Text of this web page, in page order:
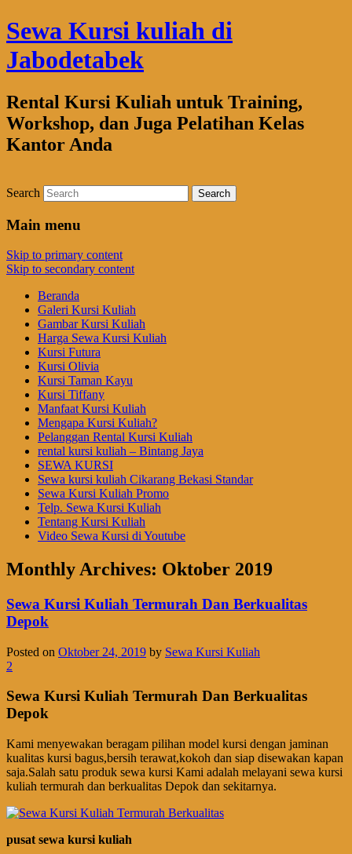
Sewa Kursi kuliah di
Jabodetabek
Rental Kursi Kuliah untuk Training,
Workshop, dan Juga Pelatihan Kelas
Kantor Anda
Search
Main menu
Skip to primary content
Skip to secondary content
Beranda
Galeri Kursi Kuliah
Gambar Kursi Kuliah
Harga Sewa Kursi Kuliah
Kursi Futura
Kursi Olivia
Kursi Taman Kayu
Kursi Tiffany
Manfaat Kursi Kuliah
Mengapa Kursi Kuliah?
Pelanggan Rental Kursi Kuliah
rental kursi kuliah – Bintang Jaya
SEWA KURSI
Sewa kursi kuliah Cikarang Bekasi Standar
Sewa Kursi Kuliah Promo
Telp. Sewa Kursi Kuliah
Tentang Kursi Kuliah
Video Sewa Kursi di Youtube
Monthly Archives: Oktober 2019
Sewa Kursi Kuliah Termurah Dan Berkualitas
Depok
Posted on Oktober 24, 2019 by Sewa Kursi Kuliah
2
Sewa Kursi Kuliah Termurah Dan Berkualitas
Depok
Kami menyewakan beragam pilihan model kursi dengan jaminan
kualitas kursi bagus,bersih terawat,kokoh dan siap disewakan kapan
saja.Salah satu produk sewa kursi Kami adalah melayani sewa kursi
kuliah termurah dan berkualitas Depok dan sekitarnya.
pusat sewa kursi kuliah